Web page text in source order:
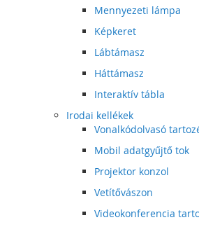
Mennyezeti lámpa
Képkeret
Lábtámasz
Háttámasz
Interaktív tábla
Irodai kellékek
Vonalkódolvasó
Mobil adatgyűjtő tok
Projektor konzol
Vetítővászon
Videokonferencia